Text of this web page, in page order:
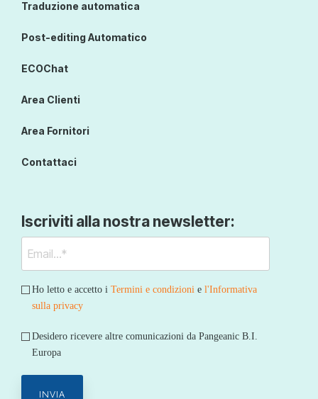
Traduzione automatica
Post-editing Automatico
ECOChat
Area Clienti
Area Fornitori
Contattaci
Iscriviti alla nostra newsletter:
Ho letto e accetto i Termini e condizioni e l'Informativa
sulla privacy
Desidero ricevere altre comunicazioni da Pangeanic B.I.
Europa